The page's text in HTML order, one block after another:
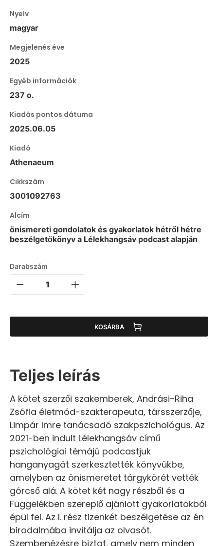
Nyelv
magyar
Megjelenés éve
2025
Egyéb információk
237 o.
Kiadás pontos dátuma
2025.06.05
Kiadó
Athenaeum
Cikkszám
3001092763
Alcím
önismereti gondolatok és gyakorlatok hétről hétre
beszélgetőkönyv a Lélekhangsáv podcast alapján
Darabszám
KOSÁRBA
Teljes leírás
A kötet szerzői szakemberek, Andrási-Riha
Zsófia életmód-szakterapeuta, társszerzője,
Limpár Imre tanácsadó szakpszichológus. Az
2021-ben indult Lélekhangsáv című
pszichológiai témájú podcastjuk
hanganyagát szerkesztették könyvükbe,
amelyben az önismeretet tárgykörét vették
górcső alá. A kötet két nagy részből és a
Függelékben szereplő ajánlott gyakorlatokból
épül fel. Az I. rész tizenkét beszélgetése az én
birodalmába invitálja az olvasót.
Szembenézésre biztat, amely nem minden